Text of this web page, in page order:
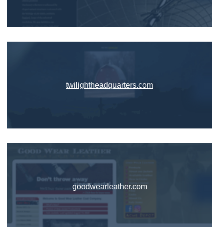
twilightheadquarters.com
goodwearleather.com